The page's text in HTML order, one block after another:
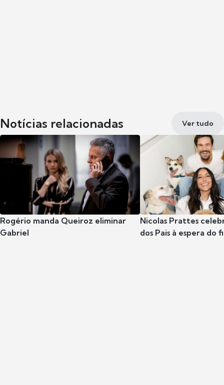
Notícias relacionadas Ver tudo
Rogério manda Queiroz eliminar
Gabriel
Nicolas Prattes
dos Pais à espera do